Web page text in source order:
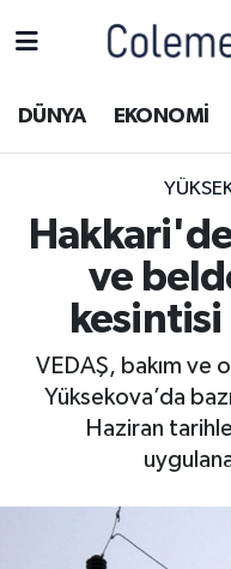
DÜNYA EKONOMİ
ve
VEDAŞ, bakım ve
Yüksekova’da
Haziran
ASAYİŞ
DOĞA
DÜNYA
EĞİTİM
EKONOMİ
GÜNDEM
Hakkâri Hava
Hakkari Namaz
Hakkâri Trafik
Süper Lig Puan
Tüm Manşetler
Son Dakika
Haber Arşivi